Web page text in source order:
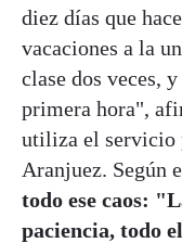
diez días que
vacaciones a la
clase dos veces,
primera hora",
utiliza el servicio
Aranjuez. Según
todo ese caos:
paciencia, todo